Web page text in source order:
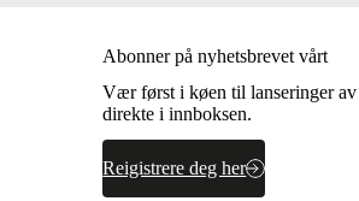
Abonner på nyhetsbrevet vårt
Vær først i køen til lanseringer
direkte i innboksen.
Reigistrere deg her